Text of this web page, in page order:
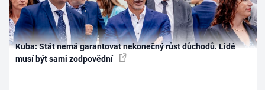
Kuba: Stát nemá garantovat nekonečný růst důchodů. Lidé
musí být sami zodpovědní